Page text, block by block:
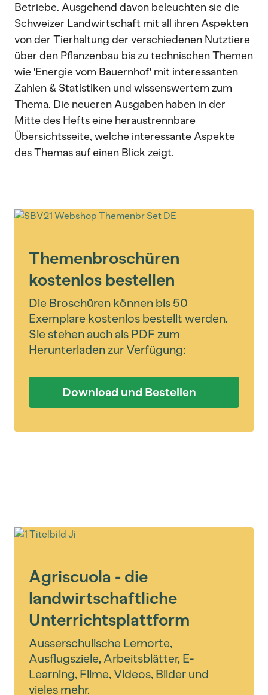
Betriebe. Ausgehend davon beleuchten sie die
Schweizer Landwirtschaft mit all ihren Aspekten
von der Tierhaltung der verschiedenen Nutztiere
über den Pflanzenbau bis zu technischen Themen
wie 'Energie vom Bauernhof' mit interessanten
Zahlen & Statistiken und wissenswertem zum
Thema. Die neueren Ausgaben haben in der
Mitte des Hefts eine heraustrennbare
Übersichtsseite, welche interessante Aspekte
des Themas auf einen Blick zeigt.
Themenbroschüren
kostenlos bestellen
Die Broschüren können bis 50
Exemplare kostenlos bestellt werden.
Sie stehen auch als PDF zum
Herunterladen zur Verfügung:
Download und Bestellen
Agriscuola - die
landwirtschaftliche
Unterrichtsplattform
Ausserschulische Lernorte,
Ausflugsziele, Arbeitsblätter, E-
Learning, Filme, Videos, Bilder und
vieles mehr.